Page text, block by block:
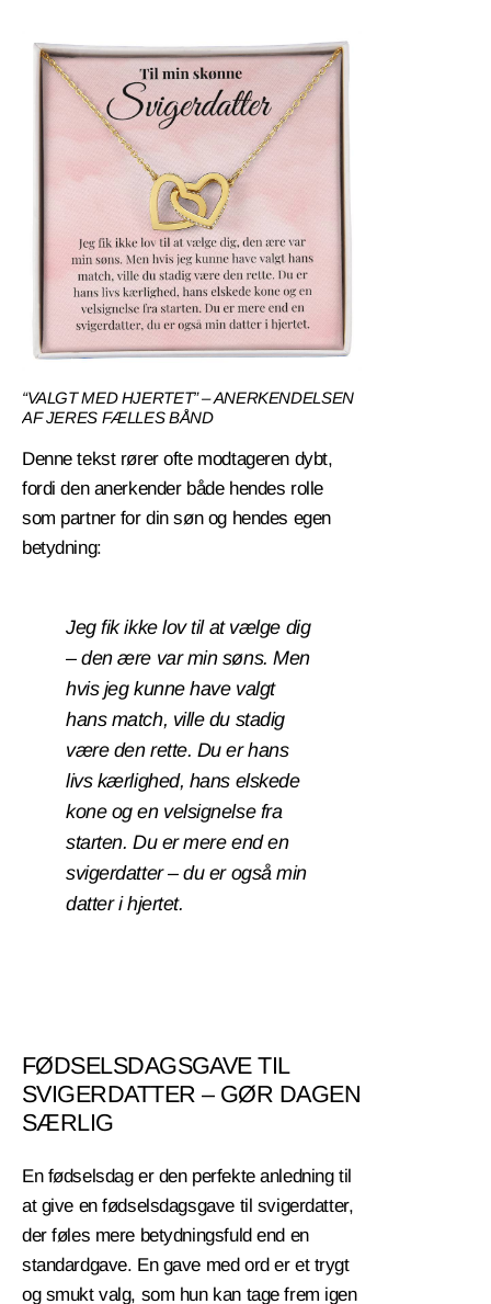
“VALGT MED HJERTET” – ANERKENDELSEN
AF JERES FÆLLES BÅND
Denne tekst rører ofte modtageren dybt,
fordi den anerkender både hendes rolle
som partner for din søn og hendes egen
betydning:
Jeg fik ikke lov til at vælge dig
– den ære var min søns. Men
hvis jeg kunne have valgt
hans match, ville du stadig
være den rette. Du er hans
livs kærlighed, hans elskede
kone og en velsignelse fra
starten. Du er mere end en
svigerdatter – du er også min
datter i hjertet.
FØDSELSDAGSGAVE TIL
SVIGERDATTER – GØR DAGEN
SÆRLIG
En fødselsdag er den perfekte anledning til
at give en fødselsdagsgave til svigerdatter,
der føles mere betydningsfuld end en
standardgave. En gave med ord er et trygt
og smukt valg, som hun kan tage frem igen